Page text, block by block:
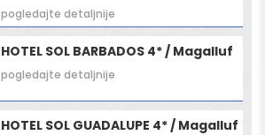
pogledajte detaljnije
HOTEL SOL BARBADOS 4* / Magalluf
pogledajte detaljnije
HOTEL SOL GUADALUPE 4* / Magalluf